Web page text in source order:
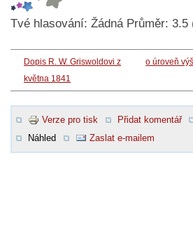
Tvé hlasování: Žádná Průměr: 3.5
Dopis R. W. Griswoldovi z
května 1841
o úroveň výš
Verze pro tisk Přidat komentář
Náhled
Zaslat e-mailem